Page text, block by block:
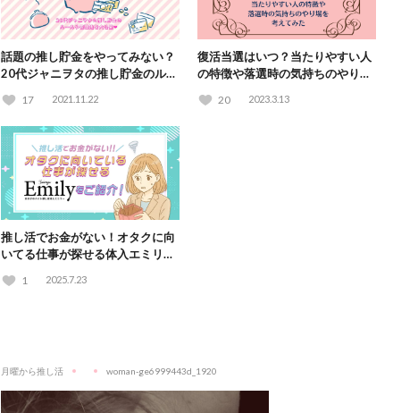
話題の推し貯金をやってみない？
20代ジャニヲタの推し貯金のルー
17 2021.11.22
復活当選はいつ？当たりやすい人
の特徴や落選時の気持ちのやり場
20 2023.3.13
推し活でお金がない！オタクに向
いてる仕事が探せる体入エミリー
1 2025.7.23
月曜から推し活 woman-ge6999443d_1920